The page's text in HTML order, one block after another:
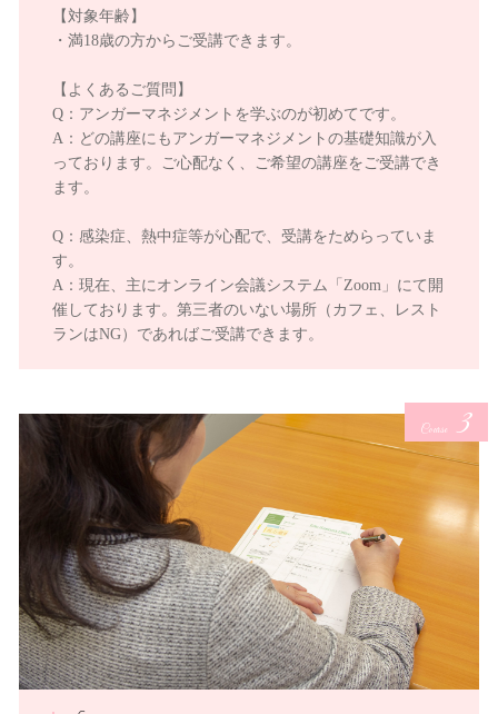
【対象年齢】
・満18歳の方からご受講できます。
【よくあるご質問】
Q：アンガーマネジメントを学ぶのが初めてです。
A：どの講座にもアンガーマネジメントの基礎知識が入
っております。ご心配なく、ご希望の講座をご受講でき
ます。
Q：感染症、熱中症等が心配で、受講をためらっていま
す。
A：現在、主にオンライン会議システム「Zoom」にて開
催しております。第三者のいない場所（カフェ、レスト
ランはNG）であればご受講できます。
Course 3